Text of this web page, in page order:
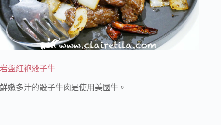
岩盤紅袍骰子牛
鮮嫩多汁的骰子牛肉是使用美國牛。